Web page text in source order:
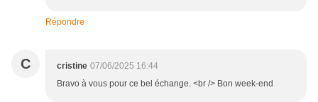
Répondre
C cristine 07/06/2025 16:44
Bravo à vous pour ce bel échange. <br /> Bon week-end